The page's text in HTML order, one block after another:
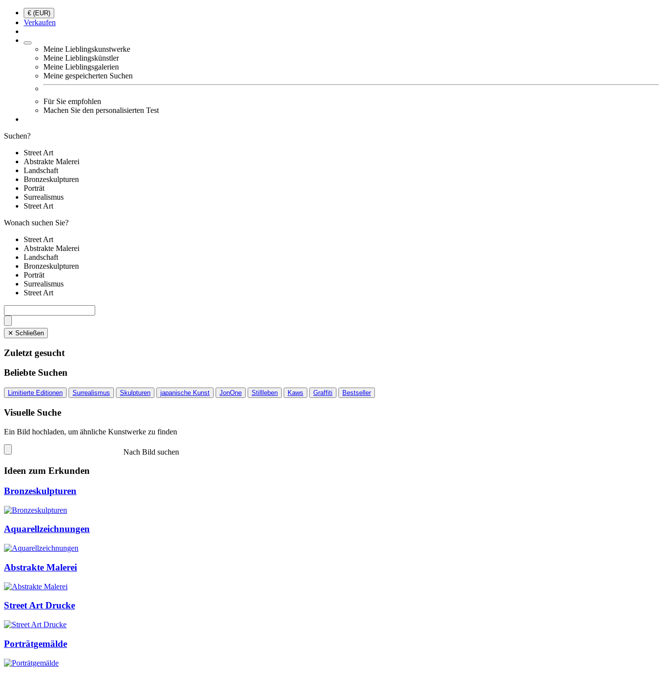
€ (EUR)
Verkaufen
Meine Lieblingskunstwerke
Meine Lieblingskünstler
Meine Lieblingsgalerien
Meine gespeicherten Suchen
Für Sie empfohlen
Machen Sie den personalisierten Test
Suchen?
Street Art
Abstrakte Malerei
Landschaft
Bronzeskulpturen
Porträt
Surrealismus
Street Art
Wonach suchen Sie?
Street Art
Abstrakte Malerei
Landschaft
Bronzeskulpturen
Porträt
Surrealismus
Street Art
✕ Schließen
Zuletzt gesucht
Beliebte Suchen
Limitierte Editionen Surrealismus Skulpturen japanische Kunst JonOne Stillleben Kaws Graffiti Bestseller
Visuelle Suche
Ein Bild hochladen, um ähnliche Kunstwerke zu finden
Nach Bild suchen
Ideen zum Erkunden
Bronzeskulpturen
Aquarellzeichnungen
Abstrakte Malerei
Street Art Drucke
Porträtgemälde